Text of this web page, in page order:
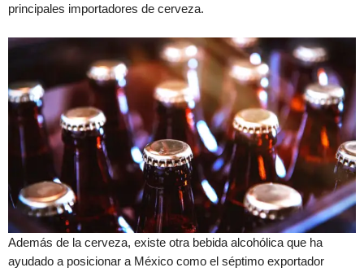
principales importadores de cerveza.
Además de la cerveza, existe otra bebida alcohólica que ha
ayudado a posicionar a México como el séptimo exportador